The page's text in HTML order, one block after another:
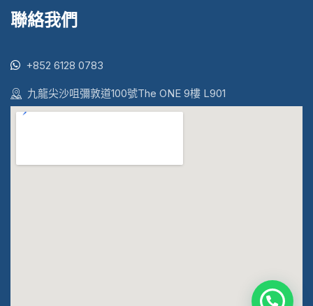
聯絡我們
+852 6128 0783
九龍尖沙咀彌敦道100號The ONE 9樓 L901